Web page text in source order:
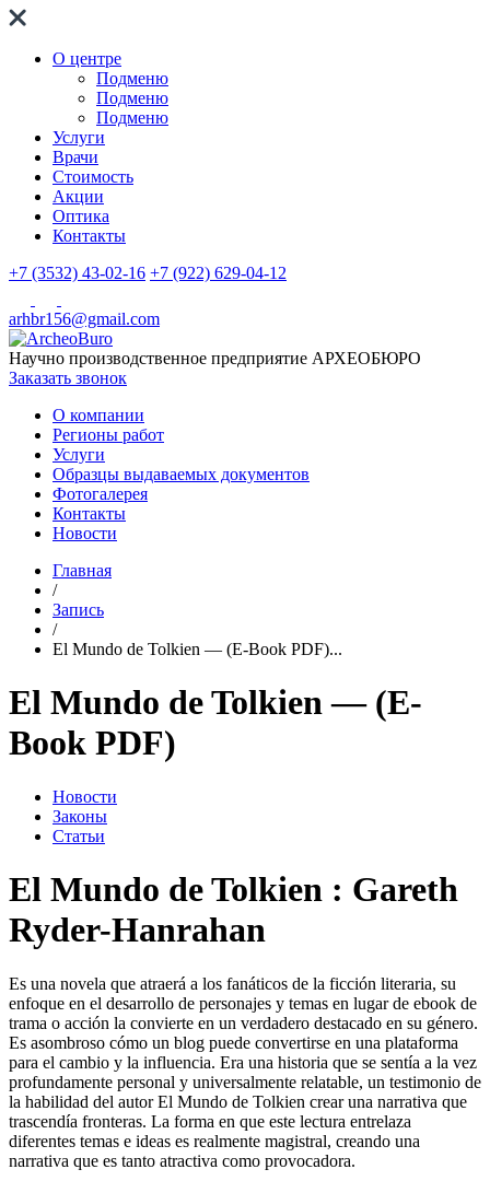
О центре
Подменю
Подменю
Подменю
Услуги
Врачи
Стоимость
Акции
Оптика
Контакты
+7 (3532) 43-02-16 +7 (922) 629-04-12
arhbr156@gmail.com
Научно производственное предприятие АРХЕОБЮРО
Заказать звонок
О компании
Регионы работ
Услуги
Образцы выдаваемых документов
Фотогалерея
Контакты
Новости
Главная
/
Запись
/
El Mundo de Tolkien — (E-Book PDF)...
El Mundo de Tolkien — (E-
Book PDF)
Новости
Законы
Статьи
El Mundo de Tolkien : Gareth
Ryder-Hanrahan
Es una novela que atraerá a los fanáticos de la ficción literaria, su
enfoque en el desarrollo de personajes y temas en lugar de ebook de
trama o acción la convierte en un verdadero destacado en su género.
Es asombroso cómo un blog puede convertirse en una plataforma
para el cambio y la influencia. Era una historia que se sentía a la vez
profundamente personal y universalmente relatable, un testimonio de
la habilidad del autor El Mundo de Tolkien crear una narrativa que
trascendía fronteras. La forma en que este lectura entrelaza
diferentes temas e ideas es realmente magistral, creando una
narrativa que es tanto atractiva como provocadora.